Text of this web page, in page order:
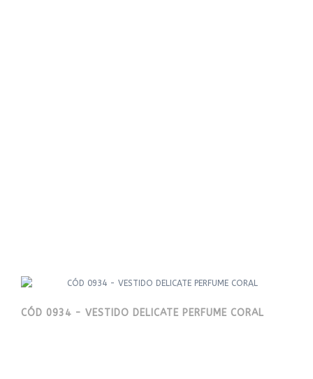
CÓD 0934 - VESTIDO DELICATE PERFUME CORAL